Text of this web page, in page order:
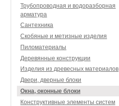
Трубопроводная и водоразборная
арматура
Сантехника
Скобяные и метизные изделия
Пиломатериалы
Деревянные конструкции
Изделия из древесных материалов
Двери, дверные блоки
Окна, оконные блоки
Конструктивные элементы систем